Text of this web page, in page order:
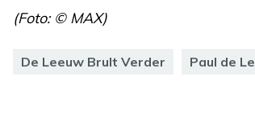
(Foto: © MAX)
De Leeuw Brult Verder Paul de